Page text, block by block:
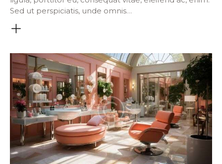
Sed ut perspiciatis, unde omnis…